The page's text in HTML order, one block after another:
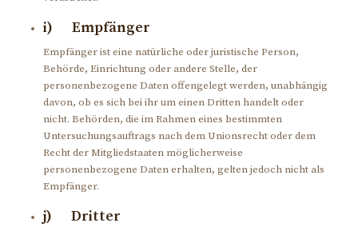
i) Empfänger
Empfänger ist eine natürliche oder juristische Person,
Behörde, Einrichtung oder andere Stelle, der
personenbezogene Daten offengelegt werden, unabhängig
davon, ob es sich bei ihr um einen Dritten handelt oder
nicht. Behörden, die im Rahmen eines bestimmten
Untersuchungsauftrags nach dem Unionsrecht oder dem
Recht der Mitgliedstaaten möglicherweise
personenbezogene Daten erhalten, gelten jedoch nicht als
Empfänger.
j) Dritter